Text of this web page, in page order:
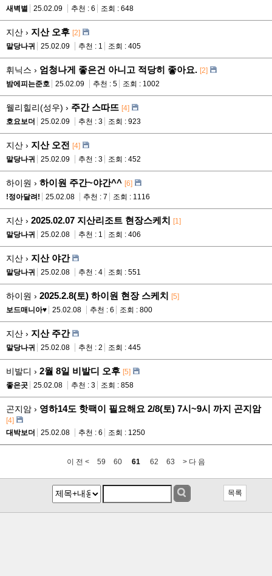
새벽별
25.02.09 추천 : 6 조회 : 648
지산 › 지산 오후 [2]
말당나귀
25.02.09 추천 : 1 조회 : 405
휘닉스 › 엄청나게 좋은건 아니고 적당히 좋아요. [2]
밤에피는준호
25.02.09 추천 : 5 조회 : 1002
웰리힐리(성우) › 주간 스따뜨 [4]
호요보더
25.02.09 추천 : 3 조회 : 923
지산 › 지산 오전 [4]
말당나귀
25.02.09 추천 : 3 조회 : 452
하이원 › 하이원 주간~야간^^ [6]
!정아달려!
25.02.08 추천 : 7 조회 : 1116
지산 › 2025.02.07 지산리조트 현장스케치 [1]
말당나귀
25.02.08 추천 : 1 조회 : 406
지산 › 지산 야간
말당나귀 25.02.08 추천 : 4 조회 : 551
하이원 › 2025.2.8(토) 하이원 현장 스케치 [5]
보드매니아♥
25.02.08 추천 : 6 조회 : 800
지산 › 지산 주간
말당나귀 25.02.08 추천 : 2 조회 : 445
비발디 › 2월 8일 비발디 오후 [5]
좋은곳
25.02.08 추천 : 3 조회 : 858
곤지암 › 영하14도 핫팩이 필요해요 2/8(토) 7시~9시 까지 곤지암
[4]
대박보더
25.02.08 추천 : 6 조회 : 1250
이 전 < 59 60 61 62 63 > 다 음
목록